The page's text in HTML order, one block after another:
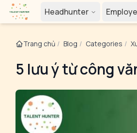
Headhunter
Trang chủ / Blog / Categories /
5 lưu ý từ công